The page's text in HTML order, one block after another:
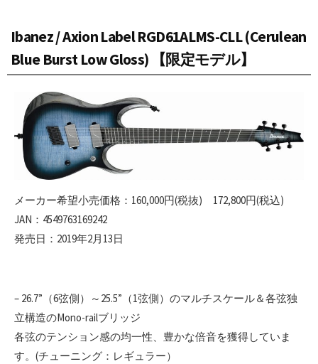
Ibanez / Axion Label RGD61ALMS-CLL (Cerulean
Blue Burst Low Gloss) 【限定モデル】
メーカー希望小売価格：160,000円(税抜) 172,800円(税込)
JAN：4549763169242
発売日：2019年2月13日
– 26.7”（6弦側）～25.5”（1弦側）のマルチスケール＆各弦独
立構造のMono-railブリッジ
各弦のテンション感の均一性、豊かな倍音を獲得していま
す。(チューニング：レギュラー）